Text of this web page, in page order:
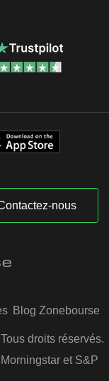
nous
Blog Zonebourse
droits réservés.
et S&P